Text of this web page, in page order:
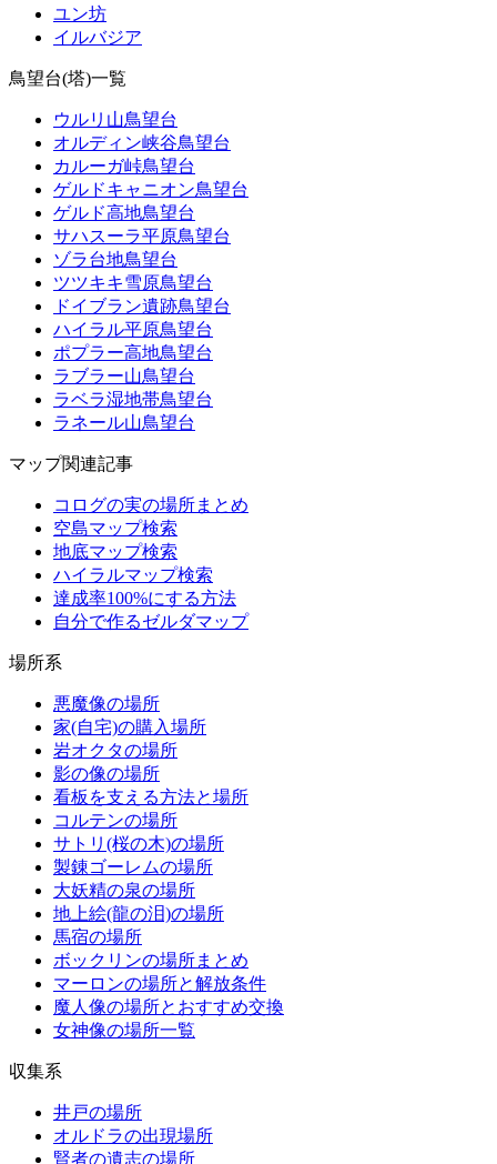
ユン坊
イルバジア
鳥望台(塔)一覧
ウルリ山鳥望台
オルディン峡谷鳥望台
カルーガ峠鳥望台
ゲルドキャニオン鳥望台
ゲルド高地鳥望台
サハスーラ平原鳥望台
ゾラ台地鳥望台
ツツキキ雪原鳥望台
ドイブラン遺跡鳥望台
ハイラル平原鳥望台
ポプラー高地鳥望台
ラブラー山鳥望台
ラベラ湿地帯鳥望台
ラネール山鳥望台
マップ関連記事
コログの実の場所まとめ
空島マップ検索
地底マップ検索
ハイラルマップ検索
達成率100%にする方法
自分で作るゼルダマップ
場所系
悪魔像の場所
家(自宅)の購入場所
岩オクタの場所
影の像の場所
看板を支える方法と場所
コルテンの場所
サトリ(桜の木)の場所
製錬ゴーレムの場所
大妖精の泉の場所
地上絵(龍の泪)の場所
馬宿の場所
ボックリンの場所まとめ
マーロンの場所と解放条件
魔人像の場所とおすすめ交換
女神像の場所一覧
収集系
井戸の場所
オルドラの出現場所
賢者の遺志の場所